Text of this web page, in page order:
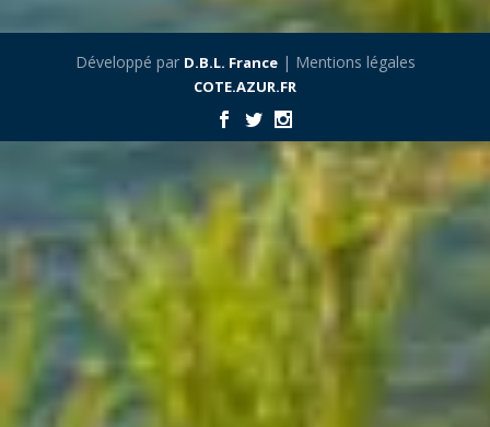
Développé par D.B.L. France| Mentions légales
COTE.AZUR.FR